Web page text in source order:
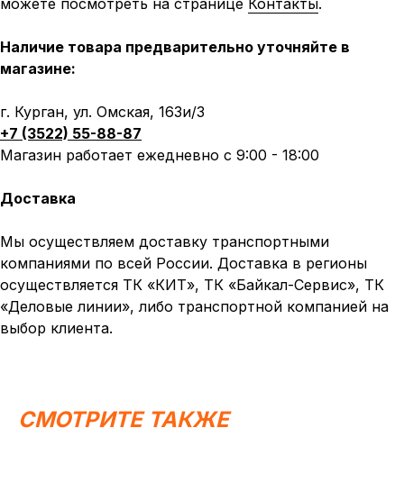
можете посмотреть на странице Контакты.
Наличие товара предварительно уточняйте в
магазине:
г. Курган, ул. Омская, 163и/3
+7 (3522) 55-88-87
Магазин работает ежедневно с 9:00 - 18:00
Доставка
Мы осуществляем доставку транспортными
компаниями по всей России. Доставка в регионы
осуществляется ТК «КИТ», ТК «Байкал-Сервис», ТК
«Деловые линии», либо транспортной компанией на
выбор клиента.
СМОТРИТЕ ТАКЖЕ